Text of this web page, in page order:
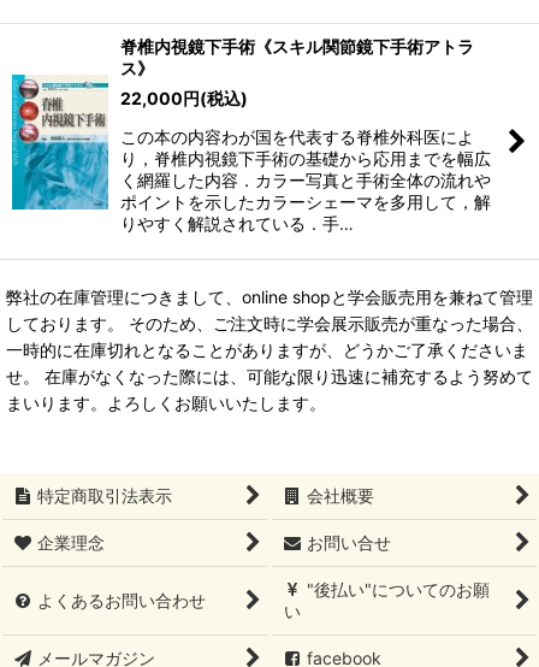
脊椎内視鏡下手術《スキル関節鏡下手術アトラ
ス》
22,000円(税込)
この本の内容わが国を代表する脊椎外科医によ
り，脊椎内視鏡下手術の基礎から応用までを幅広
く網羅した内容．カラー写真と手術全体の流れや
ポイントを示したカラーシェーマを多用して，解
りやすく解説されている．手…
弊社の在庫管理につきまして、online shopと学会販売用を兼ねて管理
しております。 そのため、ご注文時に学会展示販売が重なった場合、
一時的に在庫切れとなることがありますが、どうかご了承くださいま
せ。 在庫がなくなった際には、可能な限り迅速に補充するよう努めて
まいります。よろしくお願いいたします。
特定商取引法表示 会社概要
企業理念 お問い合せ
よくあるお問い合わせ
"後払い"についてのお願
い
メールマガジン facebook